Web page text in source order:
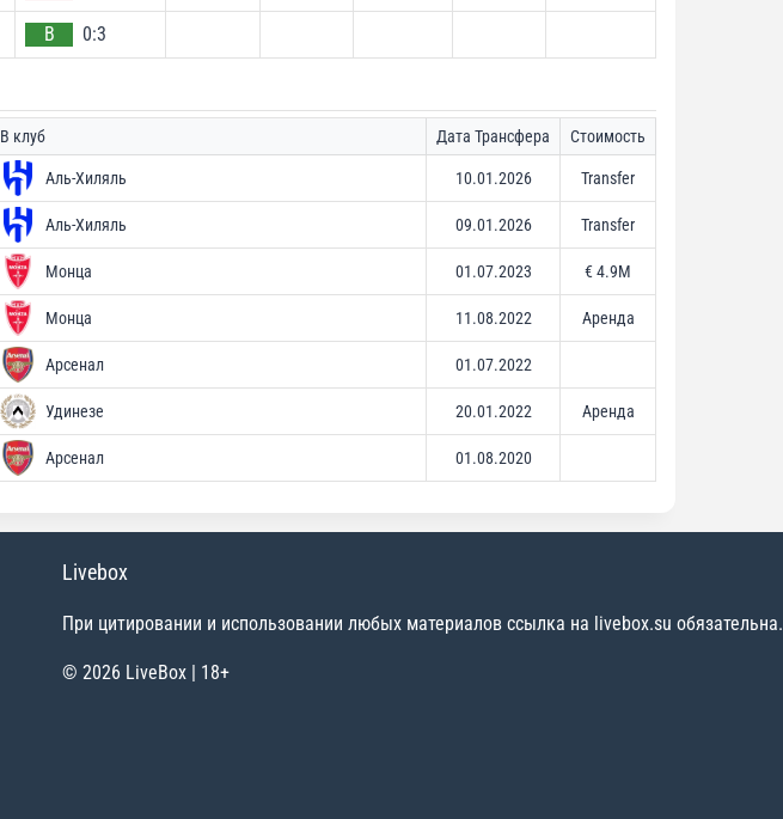
В 0:3
В клуб Дата Трансфера Стоимость
Аль-Хиляль 10.01.2026 Transfer
Аль-Хиляль 09.01.2026 Transfer
Монца 01.07.2023 € 4.9M
Монца 11.08.2022 Аренда
Арсенал 01.07.2022
Удинезе 20.01.2022 Аренда
Арсенал 01.08.2020
Livebox
При цитировании и использовании любых материалов ссылка на livebox.su обязательна.
© 2026 LiveBox | 18+